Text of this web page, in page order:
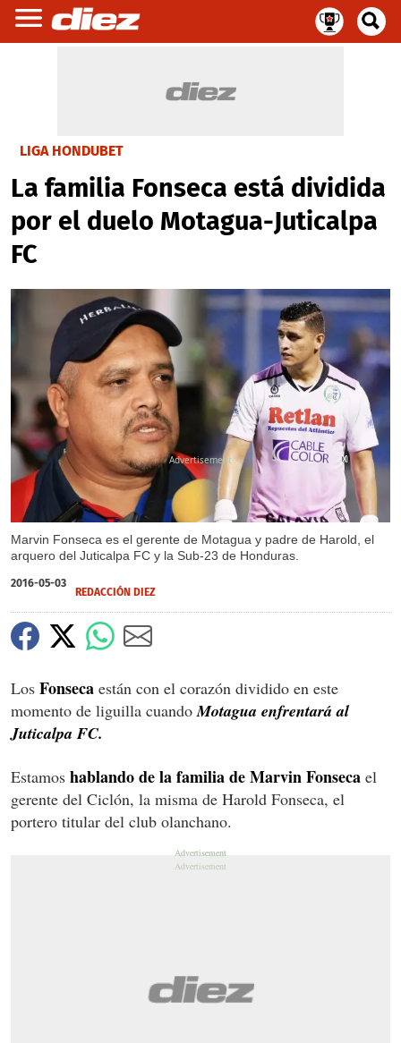
LIGA HONDUBET
La familia Fonseca está dividida
por el duelo Motagua-Juticalpa
FC
Marvin Fonseca es el gerente de Motagua y padre de Harold, el
arquero del Juticalpa FC y la Sub-23 de Honduras.
X
X
X
2016-05-03
REDACCIÓN DIEZ
Los Fonseca están con el corazón dividido en este
momento de liguilla cuando Motagua enfrentará al
Juticalpa FC.
Estamos hablando de la familia de Marvin Fonseca el
gerente del Ciclón, la misma de Harold Fonseca, el
portero titular del club olanchano.